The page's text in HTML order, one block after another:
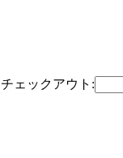
チェックアウト: